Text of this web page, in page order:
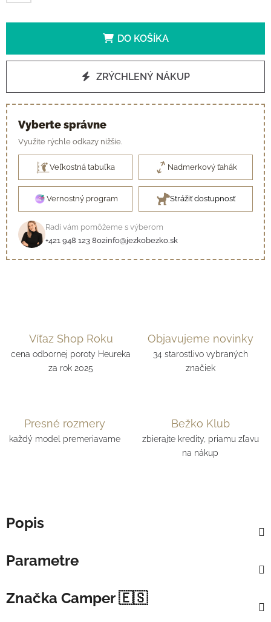
DO KOŠÍKA
ZRÝCHLENÝ NÁKUP
Vyberte správne
Využite rýchle odkazy nižšie.
Veľkostná tabuľka Nadmerkový ťahák
Vernostný program Strážiť dostupnosť
Radi vám pomôžeme s výberom
+421 948 123 802info@jezkobezko.sk
Víťaz Shop Roku
cena odbornej poroty Heureka
za rok 2025
Objavujeme novinky
34 starostlivo vybraných
značiek
Presné rozmery
každý model premeriavame
Bežko Klub
zbierajte kredity, priamu zľavu
na nákup
Popis
Parametre
Značka Camper 🇪🇸